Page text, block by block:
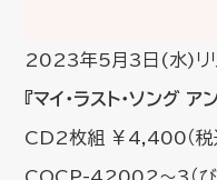
2023年5月3日(水)リ
『マイ・ラスト・ソング ア
CD2枚組 ￥4,400（税
COCP-42002～3（び